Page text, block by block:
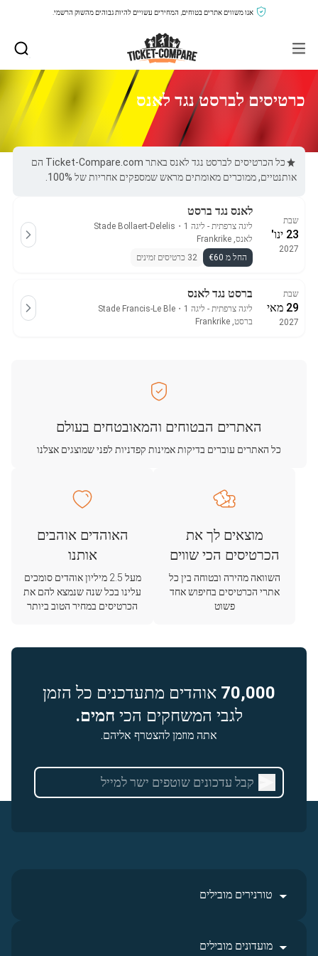
אנו משווים אתרים בטוחים, המחירים עשויים להיות גבוהים מהשוק הרשמי.
כרטיסים לברסט נגד לאנס
כל הכרטיסים לברסט נגד לאנס באתר Ticket-Compare.com הם
אותנטיים, ממוכרים מאומתים מראש שמספקים אחריות של 100%.
שבת
23 ינו'
2027
לאנס נגד ברסט
ליגה צרפתית - ליגה 1 ・
Stade Bollaert-Delelis
לאנס, Frankrike
החל מ €60
32 כרטיסים זמינים
שבת
29 מאי
2027
ברסט נגד לאנס
ליגה צרפתית - ליגה 1 ・
Stade Francis-Le Ble
ברסט, Frankrike
האתרים הבטוחים והמאובטחים בעולם
כל האתרים עוברים בדיקות אמינות קפדניות לפני שמוצגים אצלנו
מוצאים לך את
הכרטיסים הכי שווים
השוואה מהירה ובטוחה בין כל
אתרי הכרטיסים בחיפוש אחד
פשוט
האוהדים אוהבים
אותנו
מעל 2.5 מיליון אוהדים סומכים
עלינו בכל שנה שנמצא להם את
הכרטיסים במחיר הטוב ביותר
70,000 אוהדים מתעדכנים כל הזמן
לגבי המשחקים הכי חמים.
אתה מוזמן להצטרף אליהם.
טורנירים מובילים
מועדונים מובילים